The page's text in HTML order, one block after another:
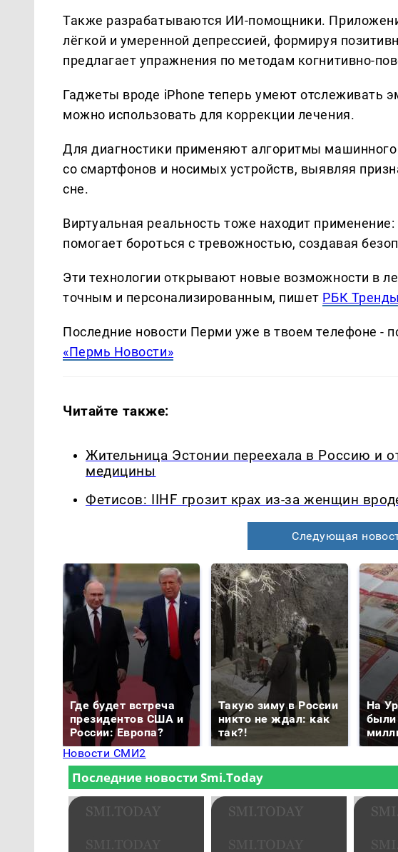
Также разрабатываются ИИ-помощники.
лёгкой и умеренной депрессией, формируя
предлагает упражнения по методам когнитивно-
Гаджеты вроде iPhone теперь умеют отслеживать
можно использовать для коррекции лечения.
Для диагностики применяют алгоритмы
со смартфонов и носимых устройств, выявляя
сне.
Виртуальная реальность тоже находит
помогает бороться с тревожностью, создавая
Эти технологии открывают новые возможности в
точным и персонализированным, пишет РБК Тренды
Последние новости Перми уже в твоем телефоне -
«Пермь Новости»
Читайте также:
Жительница Эстонии переехала в Россию и
медицины
Фетисов: IIHF грозит крах из-за женщин
Следующая
Где будет встреча
президентов США и
России: Европа?
Такую зиму в России
никто не ждал: как
так?!
На
были
Новости СМИ2